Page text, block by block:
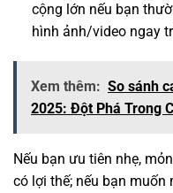
cộng lớn nếu bạn
hình ảnh/video ngay
Xem thêm: So sánh
2025: Đột Phá Trong
Nếu bạn ưu tiên nhẹ,
có lợi thế; nếu bạn